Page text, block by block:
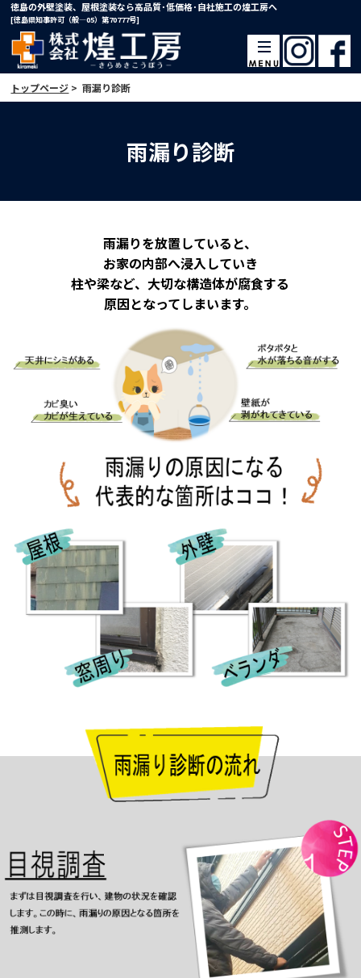
徳島の外壁塗装、屋根塗装なら高品質･低価格･自社施工の煌工房へ
[徳島県知事許可（般―05）第70777号]
トップページ > 雨漏り診断
雨漏り診断
雨漏りを放置していると、
お家の内部へ浸入していき
柱や梁など、大切な構造体が腐食する
原因となってしまいます。